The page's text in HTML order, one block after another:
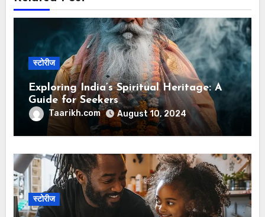
स्टोरीज
Exploring India’s Spiritual Heritage: A
Guide for Seekers
Taarikh.com August 10, 2024
स्टोरीज